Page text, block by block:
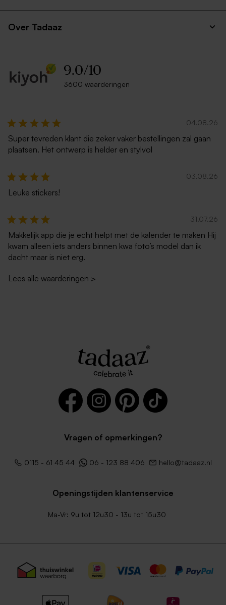
Over Tadaaz
9.0/10
3600 waarderingen
04.08.26
Super tevreden klant die zeker vaker bestellingen zal gaan
plaatsen. Het ontwerp is helder en stylvol
03.08.26
Leuke stickers!
31.07.26
Makkelijk app die je echt helpt met de kalender te maken Hij
kwam alleen iets anders binnen kwa foto’s model dan ik
dacht maar is niet erg.
Lees alle waarderingen >
Vragen of opmerkingen?
0115 - 61 45 44 06 - 123 88 406 hello@tadaaz.nl
Openingstijden klantenservice
Ma-Vr: 9u tot 12u30 - 13u tot 15u30